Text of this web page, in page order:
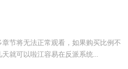
节将无法正常观看，如果购买比例不
就可以啦江容易在反派系统...